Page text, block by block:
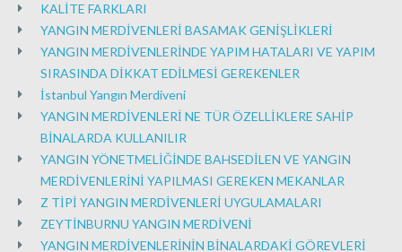
KALİTE FARKLARI
YANGIN MERDİVENLERİ BASAMAK GENİŞLİKLERİ
YANGIN MERDİVENLERİNDE YAPIM HATALARI VE YAPIM
SIRASINDA DİKKAT EDİLMESİ GEREKENLER
İstanbul Yangın Merdiveni
YANGIN MERDİVENLERİ NE TÜR ÖZELLİKLERE SAHİP
BİNALARDA KULLANILIR
YANGIN YÖNETMELİĞİNDE BAHSEDİLEN VE YANGIN
MERDİVENLERİNİ YAPILMASI GEREKEN MEKANLAR
Z TİPİ YANGIN MERDİVENLERİ UYGULAMALARI
ZEYTİNBURNU YANGIN MERDİVENİ
YANGIN MERDİVENLERİNİN BİNALARDAKİ GÖREVLERİ